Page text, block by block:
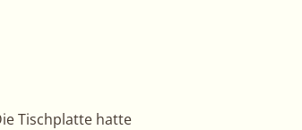
Tischplatte hatte